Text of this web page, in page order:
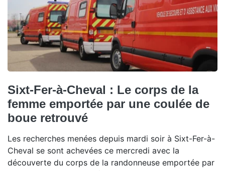
Sixt-Fer-à-Cheval : Le corps de la
femme emportée par une coulée de
boue retrouvé
Les recherches menées depuis mardi soir à Sixt-Fer-à-
Cheval se sont achevées ce mercredi avec la
découverte du corps de la randonneuse emportée par